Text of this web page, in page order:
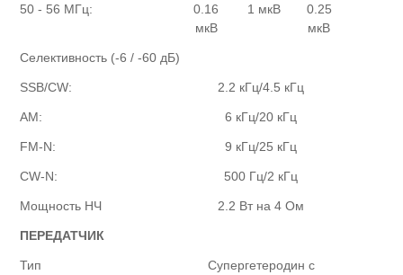
50 - 56 МГц:
0.16
мкВ
1 мкВ
0.25
мкВ
Селективность (-6 / -60 дБ)
SSB/CW: 2.2 кГц/4.5 кГц
AM: 6 кГц/20 кГц
FM-N: 9 кГц/25 кГц
CW-N: 500 Гц/2 кГц
Мощность НЧ 2.2 Вт на 4 Ом
ПЕРЕДАТЧИК
Тип
Супергетеродин с